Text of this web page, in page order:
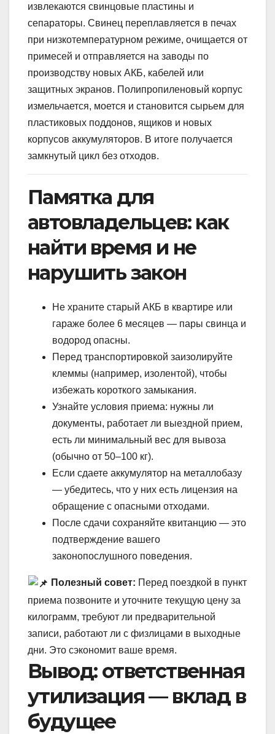
извлекаются свинцовые пластины и
сепараторы. Свинец переплавляется в печах
при низкотемпературном режиме, очищается от
примесей и отправляется на заводы по
производству новых АКБ, кабелей или
защитных экранов. Полипропиленовый корпус
измельчается, моется и становится сырьем для
пластиковых поддонов, ящиков и новых
корпусов аккумуляторов. В итоге получается
замкнутый цикл без отходов.
Памятка для
автовладельцев: как
найти время и не
нарушить закон
Не храните старый АКБ в квартире или
гараже более 6 месяцев — пары свинца и
водород опасны.
Перед транспортировкой заизолируйте
клеммы (например, изолентой), чтобы
избежать короткого замыкания.
Узнайте условия приема: нужны ли
документы, работает ли выездной прием,
есть ли минимальный вес для вывоза
(обычно от 50–100 кг).
Если сдаете аккумулятор на металлобазу
— убедитесь, что у них есть лицензия на
обращение с опасными отходами.
После сдачи сохраняйте квитанцию — это
подтверждение вашего
законопослушного поведения.
Полезный совет: Перед поездкой в пункт
приема позвоните и уточните текущую цену за
килограмм, требуют ли предварительной
записи, работают ли с физлицами в выходные
дни. Это сэкономит ваше время.
Вывод: ответственная
утилизация — вклад в
будущее